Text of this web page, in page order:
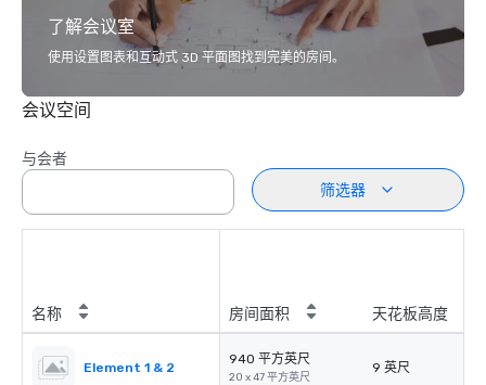
了解会议室
使用设置图表和互动式 3D 平面图找到完美的房间。
会议空间
与会者
筛选器
名称 房间面积 天花板高度
Element 1 & 2
940 平方英尺
20 x 47 平方英尺
9 英尺